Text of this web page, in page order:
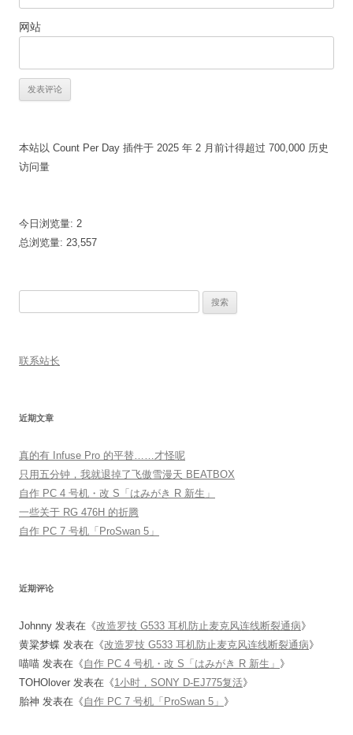
网站
本站以 Count Per Day 插件于 2025 年 2 月前计得超过 700,000 历史
访问量
今日浏览量: 2
总浏览量: 23,557
联系站长
近期文章
真的有 Infuse Pro 的平替……才怪呢
只用五分钟，我就退掉了飞傲雪漫天 BEATBOX
自作 PC 4 号机・改 S「はみがき R 新生」
一些关于 RG 476H 的折腾
自作 PC 7 号机「ProSwan 5」
近期评论
Johnny 发表在《改造罗技 G533 耳机防止麦克风连线断裂通病》
黄粱梦蝶 发表在《改造罗技 G533 耳机防止麦克风连线断裂通病》
喵喵 发表在《自作 PC 4 号机・改 S「はみがき R 新生」 》
TOHOlover 发表在《1小时，SONY D-EJ775复活》
胎神 发表在《自作 PC 7 号机「ProSwan 5」 》